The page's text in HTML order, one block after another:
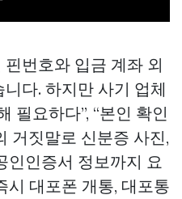
번호와 입금 계좌 외
다. 하지만 사기 업체
필요하다”, “본인 확인
거짓말로 신분증 사진,
인인증서 정보까지 요
시 대포폰 개통, 대포통